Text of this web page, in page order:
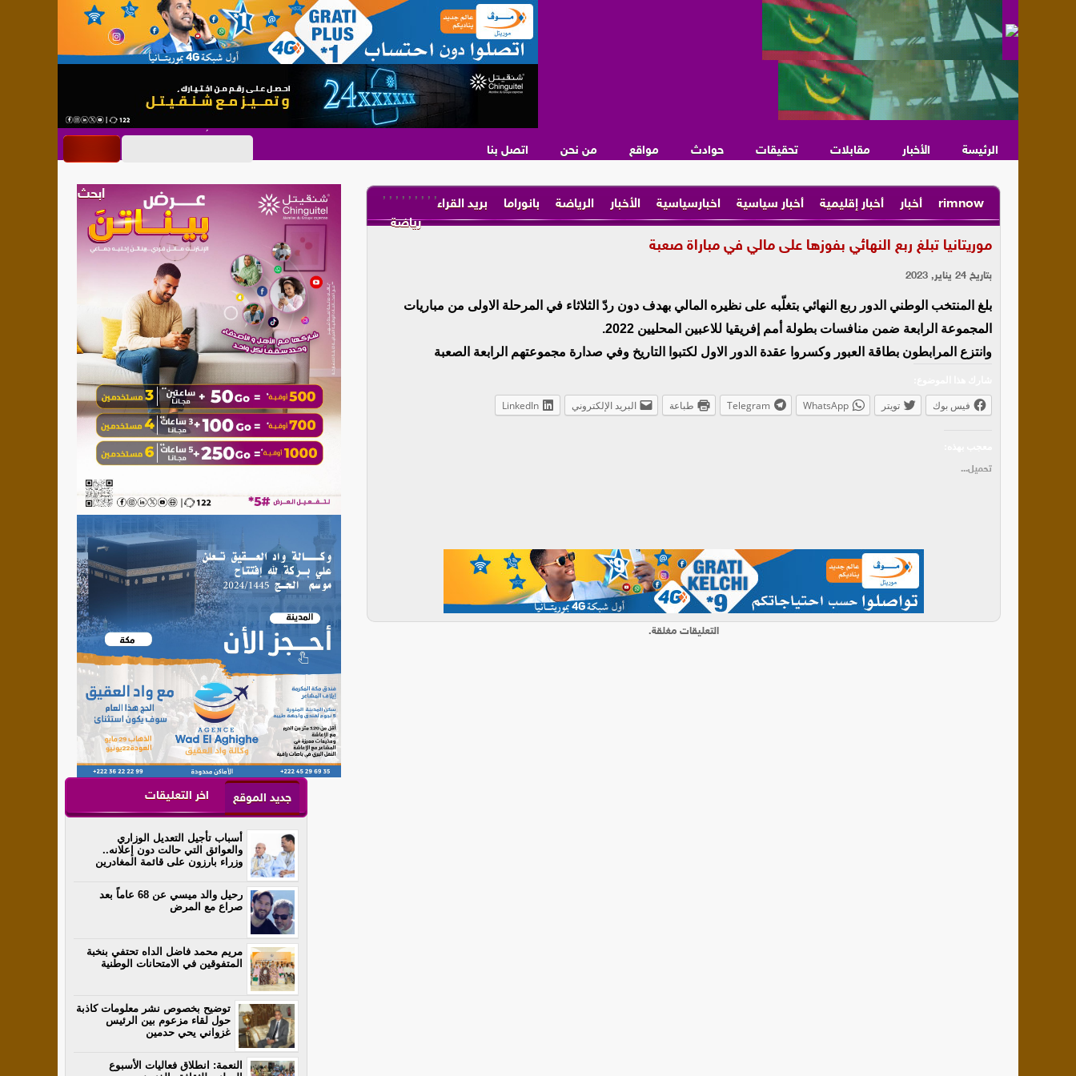
الرئيسة الأخبار مقابلات تحقيقات حوادث مواقع من نحن اتصل بنا
rimnow
,
أخبار
,
أخبار إقليمية
,
أخبار سياسية
,
اخبارسياسية
,
الأخبار
,
الرياضة
,
بانوراما
,
بريد القراء
,
رياضة
موريتانيا تبلغ ربع النهائي بفوزها على مالي في مباراة صعبة
بتاريخ 24 يناير, 2023
بلغ المنتخب الوطني الدور ربع النهائي بتغلّبه على نظيره المالي بهدف دون ردّ الثلاثاء في المرحلة الاولى من مباريات
المجموعة الرابعة ضمن منافسات بطولة أمم إفريقيا للاعبين المحليين 2022.
وانتزع المرابطون بطاقة العبور وكسروا عقدة الدور الاول لكتبوا التاريخ وفي صدارة مجموعتهم الرابعة الصعبة
فيس بوك تويتر WhatsApp
Telegram طباعة البريد الإلكتروني LinkedIn
تحميل...
التعليقات مغلقة.
جديد الموقع اخر التعليقات
أسباب تأجيل التعديل الوزاري
والعوائق التي حالت دون إعلانه..
وزراء بارزون على قائمة المغادرين
رحيل والد ميسي عن 68 عاماً بعد
صراع مع المرض
مريم محمد فاضل الداه تحتفي بنخبة
المتفوقين في الامتحانات الوطنية
توضيح بخصوص نشر معلومات كاذبة
حول لقاء مزعوم بين الرئيس
غزواني يحي حدمين
النعمة: انطلاق فعاليات الأسبوع